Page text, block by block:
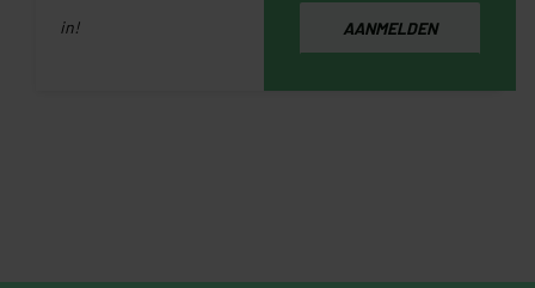
in!
AANMELDEN